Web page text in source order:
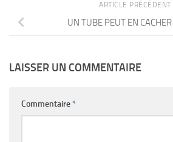
ARTICLE PRÉCÉDENT
UN TUBE PEUT EN
LAISSER UN COMMENTAIRE
Commentaire*